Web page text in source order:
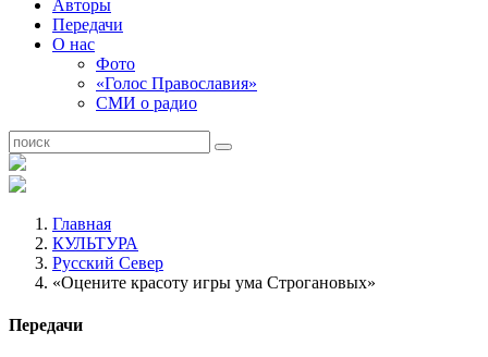
Авторы
Передачи
О нас
Фото
«Голос Православия»
СМИ о радио
Главная
КУЛЬТУРА
Русский Север
«Оцените красоту игры ума Строгановых»
Передачи